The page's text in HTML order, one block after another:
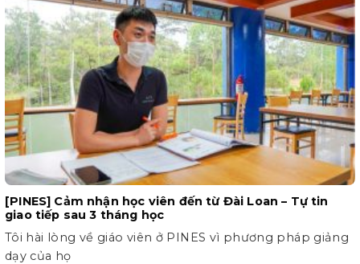
[PINES] Cảm nhận học viên đến từ Đài Loan – Tự tin
giao tiếp sau 3 tháng học
Tôi hài lòng về giáo viên ở PINES vì phương pháp giảng
dạy của họ